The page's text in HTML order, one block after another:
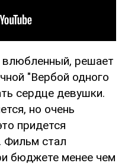
влюбленный, решает
"Вербой одного
сердце девушки.
но очень
придется
Фильм стал
бюджете менее чем